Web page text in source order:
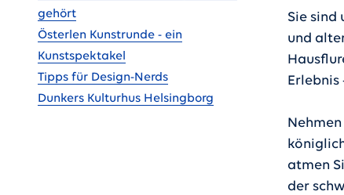
gehört
Österlen Kunstrunde - ein
Kunstspektakel
Tipps für Design-Nerds
Dunkers Kulturhus Helsingborg
Sie sind
und
Erlebnis
atmen
der